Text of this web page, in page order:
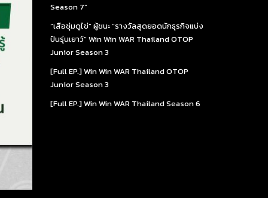
Season 7”
“เสือซุ่มดูไข่” ผู้ชนะ “รางวัลสุดยอดนักธุรกิจแบ่ง
ปันรุ่นเยาว์” Win Win WAR Thailand OTOP
Junior Season 3
[Full EP.] Win Win WAR Thailand OTOP
Junior Season 3
[Full EP.] Win Win WAR Thailand Season 6